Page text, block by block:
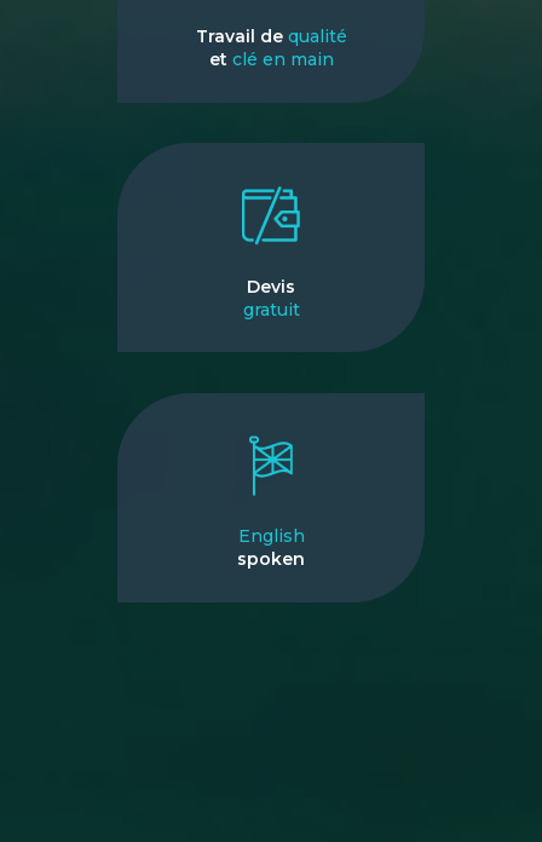
Travail de qualité
et clé en main
Devis
gratuit
English
spoken